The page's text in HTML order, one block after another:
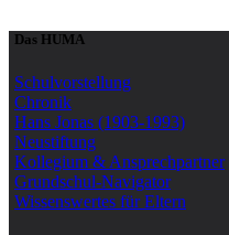
Das HUMA
Schulvorstellung
Chronik
Hans Jonas (1903-1993)
Neustiftung
Kollegium & Ansprechpartner
Grundschul-Navigator
Wissenswertes für Eltern